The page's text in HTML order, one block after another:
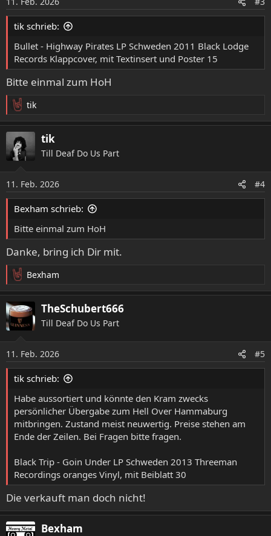
tik schrieb:
Bullet - Highway Pirates LP Schweden 2011 Black Lodge
Records Klappcover, mit Textinsert und Poster 15
Bitte einmal zum HoH
R
e
a
k
t
n
e
n
tik
tik
Till Deaf Do Us Part
11. Feb. 2026 #4
Bexham schrieb:
Bitte einmal zum HoH
Danke, bring ich Dir mit.
R
e
a
k
t
n
e
n
Bexham
TheSchubert666
Till Deaf Do Us Part
11. Feb. 2026 #5
tik schrieb:
Habe aussortiert und könnte den Kram zwecks
persönlicher Übergabe zum Hell Over Hammaburg
mitbringen. Zustand meist neuwertig. Preise stehen am
Ende der Zeilen. Bei Fragen bitte fragen.
Black Trip - Goin Under LP Schweden 2013 Threeman
Recordings oranges Vinyl, mit Beiblatt 30
Die verkauft man doch nicht!
Bexham